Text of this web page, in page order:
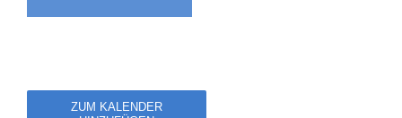
ZUM KALENDER